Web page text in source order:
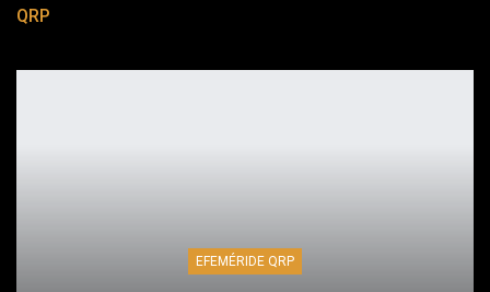
QRP
EFEMÉRIDE QRP